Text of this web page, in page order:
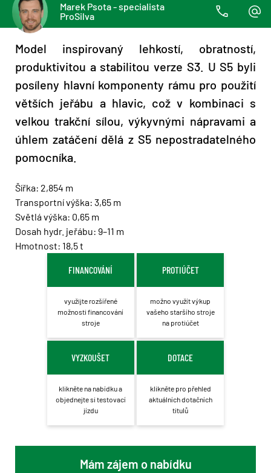
Marek Psota - specialista
ProSilva
Model inspirovaný lehkostí, obratností,
produktivitou a stabilitou verze S3. U S5 byli
posíleny hlavní komponenty rámu pro použití
větších jeřábu a hlavic, což v kombinaci s
velkou trakční sílou, výkyvnými nápravami a
úhlem zatáčení dělá z S5 nepostradatelného
pomocníka.
Šířka: 2,854 m
Transportní výška: 3,65 m
Světlá výška: 0,65 m
Dosah hydr. jeřábu: 9–11 m
Hmotnost: 18,5 t
FINANCOVÁNÍ
využijte rozšířené
možnosti financování
stroje
PROTIÚČET
možno využít výkup
vašeho staršího stroje
na protiúčet
VYZKOUŠET
klikněte na nabídku a
objednejte si testovací
jízdu
DOTACE
klikněte pro přehled
aktuálních dotačních
titulů
Mám zájem o nabídku